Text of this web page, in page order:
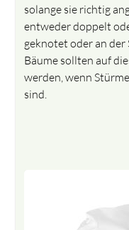
solange sie richtig
entweder doppelt
geknotet oder an der
Bäume sollten auf
werden, wenn
sind.